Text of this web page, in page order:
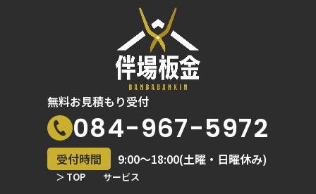
無料お見積もり受付
084-967-5972
受付時間 9:00〜18:00(土曜・日曜休み)
TOP
サービス